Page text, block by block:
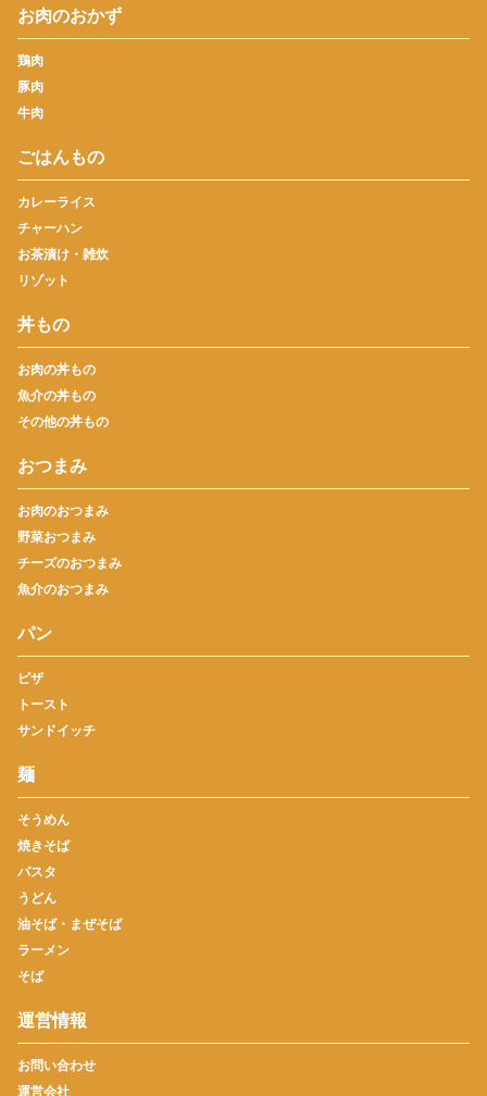
お肉のおかず
鶏肉
豚肉
牛肉
ごはんもの
カレーライス
チャーハン
お茶漬け・雑炊
リゾット
丼もの
お肉の丼もの
魚介の丼もの
その他の丼もの
おつまみ
お肉のおつまみ
野菜おつまみ
チーズのおつまみ
魚介のおつまみ
パン
ピザ
トースト
サンドイッチ
麺
そうめん
焼きそば
パスタ
うどん
油そば・まぜそば
ラーメン
そば
運営情報
お問い合わせ
運営会社